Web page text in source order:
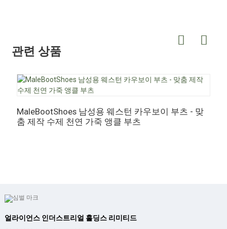
관련 상품
MaleBootShoes 남성용 웨스턴 카우보이 부츠 - 맞
춤 제작 수제 천연 가죽 앵클 부츠
얼라이언스 인더스트리얼 홀딩스 리미티드